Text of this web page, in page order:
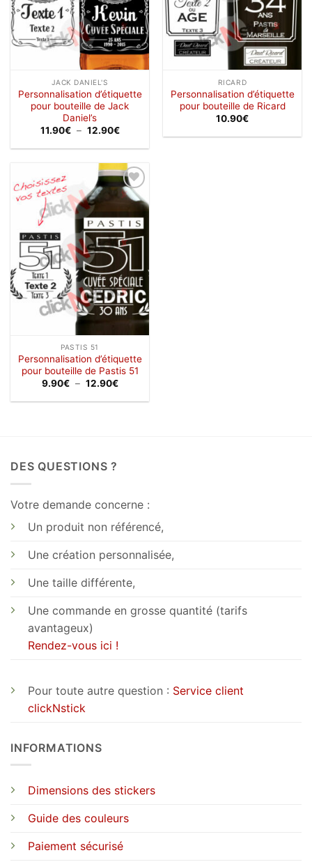
JACK DANIEL'S
Personnalisation d’étiquette
pour bouteille de Jack
Daniel’s
11.90€ – 12.90€Plage
prix :
à
12.90€
RICARD
Personnalisation d’étiquette
pour bouteille de Ricard
10.90€
Ajouter
wishlist
PASTIS 51
Personnalisation d’étiquette
pour bouteille de Pastis 51
9.90€ – 12.90€Plage
prix :
DES QUESTIONS ?
Votre demande concerne :
Un produit non référencé,
Une création personnalisée,
Une taille différente,
Une commande en grosse quantité (tarifs
avantageux)
Rendez-vous ici !
Pour toute autre question : Service client
clickNstick
INFORMATIONS
Dimensions des stickers
Guide des couleurs
Paiement sécurisé